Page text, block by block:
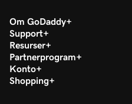
Om GoDaddy
Support
Resurser
Partnerprogram
Konto
Shopping